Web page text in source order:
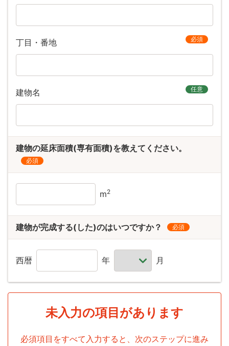
丁目・番地 必須
建物名 任意
建物の延床面積(専有面積)を教えてください。
必須
m2
建物が完成する(した)のはいつですか？ 必須
西暦 年 月
未入力の項目があります
必須項目をすべて入力すると、次のステップに進み